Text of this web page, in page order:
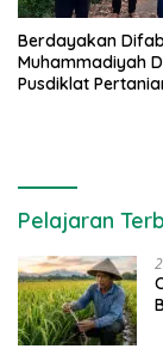
Berdayakan
Muhammadiyah
Pusdiklat
Pelajaran